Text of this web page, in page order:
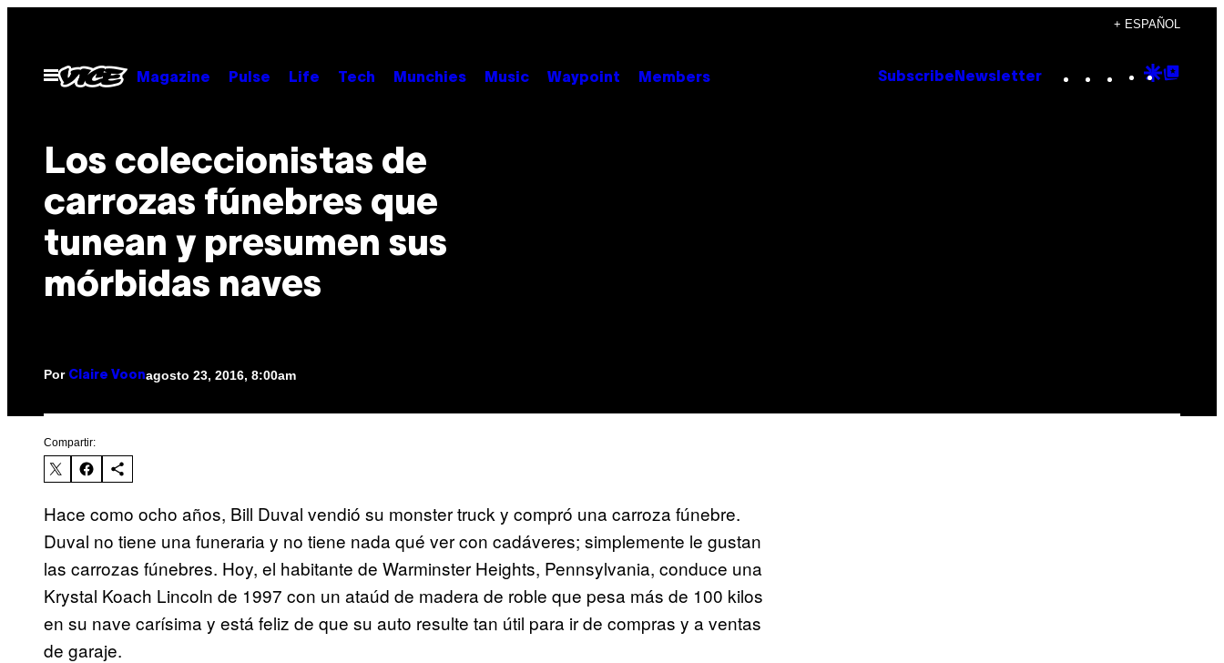
contenido
+ ESPAÑOL
Abrir
Menú
Magazine Pulse Life Tech Munchies Music Waypoint Members Subscribe Newsletter Instagram
TikTok
YouTube
Google
Los coleccionistas de
carrozas fúnebres que
tunean y presumen sus
mórbidas naves
Por Claire Voonagosto 23, 2016, 8:00am
Compartir:
Hace como ocho años, Bill Duval vendió su monster truck y compró una carroza fúnebre.
Duval no tiene una funeraria y no tiene nada qué ver con cadáveres; simplemente le gustan
las carrozas fúnebres. Hoy, el habitante de Warminster Heights, Pennsylvania, conduce una
Krystal Koach Lincoln de 1997 con un ataúd de madera de roble que pesa más de 100 kilos
en su nave carísima y está feliz de que su auto resulte tan útil para ir de compras y a ventas
de garaje.